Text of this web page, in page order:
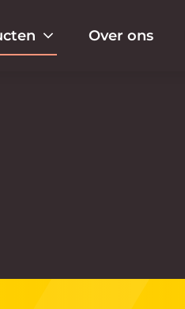
Over ons